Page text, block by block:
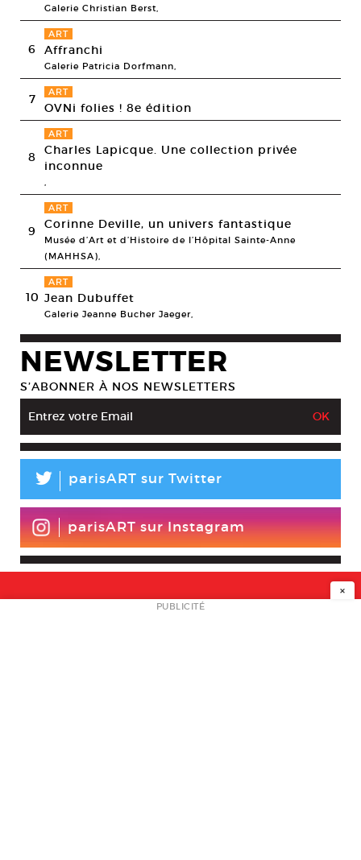
Galerie Christian Berst,
6
ART
Affranchi
Galerie Patricia Dorfmann,
7 ART
OVNi folies ! 8e édition
8
ART
Charles Lapicque. Une collection privée
inconnue
9
ART
Corinne Deville, un univers fantastique
Musée d’Art et d’Histoire de l’Hôpital Sainte-Anne
(MAHHSA),
10
ART
Jean Dubuffet
Galerie Jeanne Bucher Jaeger,
NEWSLETTER
S’ABONNER À NOS NEWSLETTERS
L parisART sur Twitter
parisART sur Instagram
NEWSLETTER
×
PUBLICITÉ